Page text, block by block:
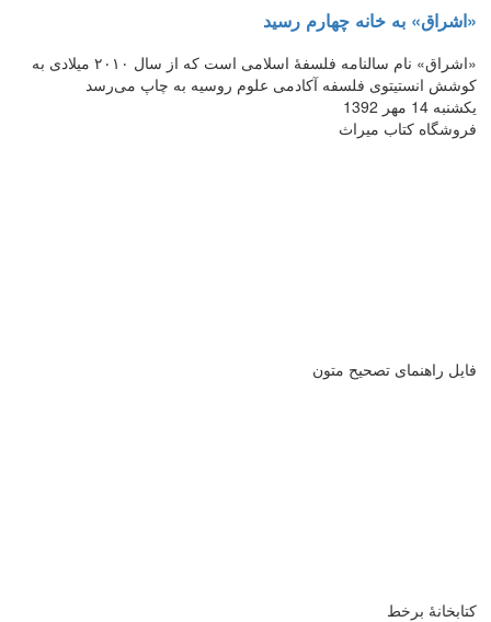
«اشراق» به خانه چهارم رسید
«اشراق» نام سالنامه فلسفهٔ اسلامی است که از سال ۲۰۱۰ میلادی به
کوشش انستیتوی فلسفه آکادمی علوم روسیه به چاپ می‌رسد
یکشنبه 14 مهر 1392
فروشگاه کتاب میراث
فایل راهنمای تصحیح متون
کتابخانۀ برخط